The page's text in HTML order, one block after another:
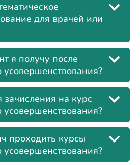
для врачей или
я получу после
усовершенствования?
на курс
усовершенствования?
проходить курсы
усовершенствования?